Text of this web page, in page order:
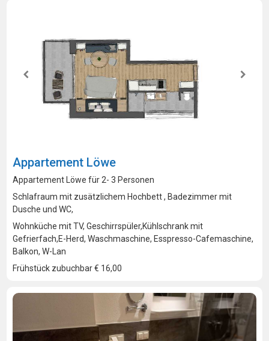
Appartement Löwe
Appartement Löwe für 2- 3 Personen
Schlafraum mit zusätzlichem Hochbett , Badezimmer mit
Dusche und WC,
Wohnküche mit TV, Geschirrspüler,Kühlschrank mit
Gefrierfach,E-Herd, Waschmaschine, Esspresso-Cafemaschine,
Balkon, W-Lan
Frühstück zubuchbar € 16,00